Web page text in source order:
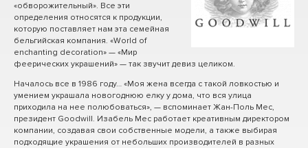
«обворожительный». Все эти
определения относятся к продукции,
которую поставляет нам эта семейная
бельгийская компания. «World of
enchanting decoration» — «Мир
феерических украшений» — так звучит девиз целиком.
Началось все в 1986 году… «Моя жена всегда с такой ловкостью и
умением украшала новогоднюю елку у дома, что вся улица
приходила на нее полюбоваться», — вспоминает Жан-Поль Мес,
президент Goodwill. Изабель Мес работает креативным директором
компании, создавая свои собственные модели, а также выбирая
подходящие украшения от небольших производителей в разных